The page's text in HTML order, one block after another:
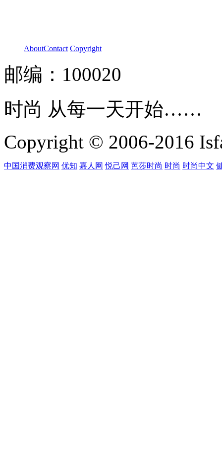
AboutContact Copyright
邮编：100020
时尚 从每一天开始……
Copyright © 2006-2016
中国消费观察网 优知 嘉人网 悦己网 芭莎时尚 时尚 时尚中文